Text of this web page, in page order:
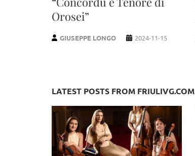
Orosei”
GIUSEPPE LONGO 2024-11-15
LATEST POSTS FROM FRIULIVG.COM